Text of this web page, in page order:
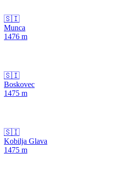
🇸🇮
Munca
1476 m
🇸🇮
Boskovec
1475 m
🇸🇮
Kobilja Glava
1475 m